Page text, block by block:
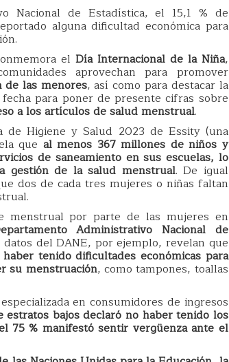
Nacional de Estadística, el 15,1 % de
alguna dificultad económica para
el Día Internacional de la Niña,
aprovechan para promover
de las menores, así como para destacar la
para poner de presente cifras sobre
a los artículos de salud menstrual.
de Higiene y Salud 2023 de Essity (una
que al menos 367 millones de niños y
de saneamiento en sus escuelas, lo
gestión de la salud menstrual. De igual
dos de cada tres mujeres o niñas faltan
menstrual por parte de las mujeres en
Administrativo Nacional de
del DANE, por ejemplo, revelan que
tenido dificultades económicas para
su menstruación, como tampones, toallas
en consumidores de ingresos
estratos bajos declaró no haber tenido los
75 % manifestó sentir vergüenza ante el